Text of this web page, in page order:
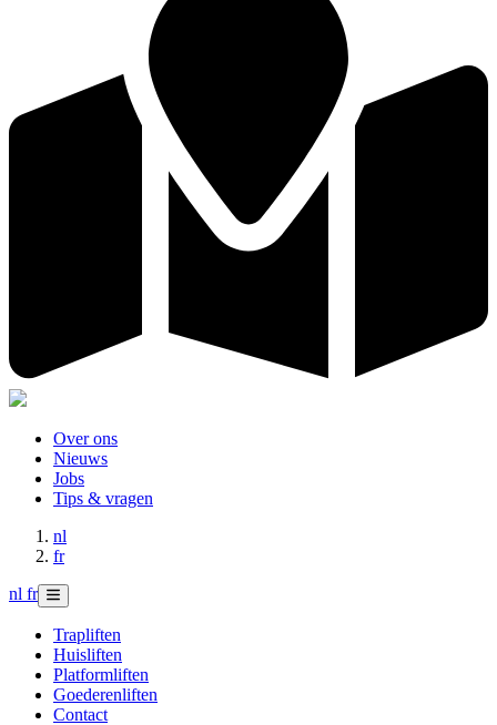
Over ons
Nieuws
Jobs
Tips & vragen
nl
fr
nl fr
Trapliften
Huisliften
Platformliften
Goederenliften
Contact